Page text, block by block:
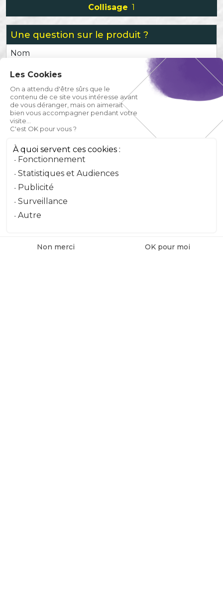
Collisage 1
Une question sur le produit ?
Nom
Prénom
Email
Téléphone
Message
Les Cookies
On a attendu d'être sûrs que le
contenu de ce site vous intéresse avant
de vous déranger, mais on aimerait
bien vous accompagner pendant votre
visite...
C'est OK pour vous ?
À quoi servent ces cookies :
Fonctionnement
Statistiques et Audiences
Publicité
Surveillance
Autre
Non merci OK pour moi